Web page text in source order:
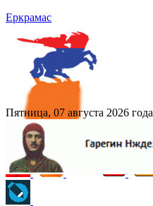
Еркрамас
Пятница, 07 августа 2026 года